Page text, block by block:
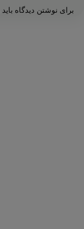
برای نوشتن دیدگاه باید